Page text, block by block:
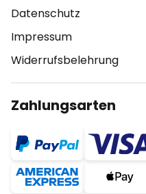
Datenschutz
Impressum
Widerrufsbelehrung
Zahlungsarten